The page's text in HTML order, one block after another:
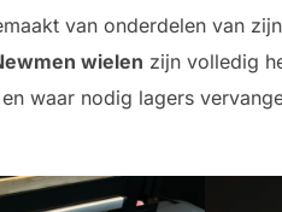
van onderdelen van
wielen zijn volledig
waar nodig lagers